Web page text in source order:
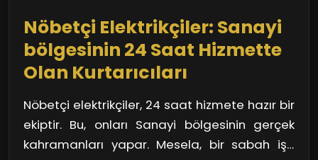
Nöbetçi Elektrikçiler: Sanayi
bölgesinin 24 Saat Hizmette
Olan Kurtarıcıları
Nöbetçi elektrikçiler, 24 saat hizmete hazır bir
ekiptir. Bu, onları Sanayi bölgesinin gerçek
kahramanları yapar. Mesela, bir sabah işe